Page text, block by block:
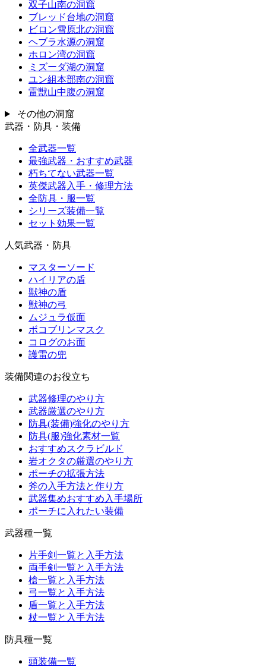
双子山南の洞窟
ブレッド台地の洞窟
ビロン雪原北の洞窟
ヘブラ水源の洞窟
ホロン湾の洞窟
ミズーダ湖の洞窟
ユン組本部南の洞窟
雷獣山中腹の洞窟
その他の洞窟
武器・防具・装備
全武器一覧
最強武器・おすすめ武器
朽ちてない武器一覧
英傑武器入手・修理方法
全防具・服一覧
シリーズ装備一覧
セット効果一覧
人気武器・防具
マスターソード
ハイリアの盾
獣神の盾
獣神の弓
ムジュラ仮面
ボコブリンマスク
コログのお面
護雷の兜
装備関連のお役立ち
武器修理のやり方
武器厳選のやり方
防具(装備)強化のやり方
防具(服)強化素材一覧
おすすめスクラビルド
岩オクタの厳選のやり方
ポーチの拡張方法
斧の入手方法と作り方
武器集めおすすめ入手場所
ポーチに入れたい装備
武器種一覧
片手剣一覧と入手方法
両手剣一覧と入手方法
槍一覧と入手方法
弓一覧と入手方法
盾一覧と入手方法
杖一覧と入手方法
防具種一覧
頭装備一覧